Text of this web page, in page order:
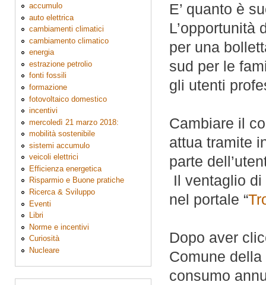
accumulo
auto elettrica
cambiamenti climatici
cambiamento climatico
energia
estrazione petrolio
fonti fossili
formazione
fotovoltaico domestico
incentivi
mercoledì 21 marzo 2018:
mobilità sostenibile
sistemi accumulo
veicoli elettrici
Efficienza energetica
Risparmio e Buone pratiche
Ricerca & Sviluppo
Eventi
Libri
Norme e incentivi
Curiosità
Nucleare
E’ quanto è
L’opportunità
per una
sud per le
gli utenti
Cambiare il
attua tramite
parte
Il ventaglio
nel portale “
Dopo aver
Comune
consumo